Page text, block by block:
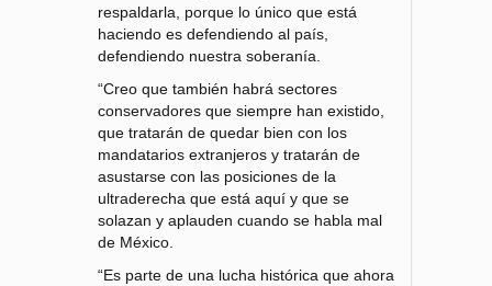
respaldarla, porque lo único que está
haciendo es defendiendo al país,
defendiendo nuestra soberanía.
“Creo que también habrá sectores
conservadores que siempre han existido,
que tratarán de quedar bien con los
mandatarios extranjeros y tratarán de
asustarse con las posiciones de la
ultraderecha que está aquí y que se
solazan y aplauden cuando se habla mal
de México.
“Es parte de una lucha histórica que ahora